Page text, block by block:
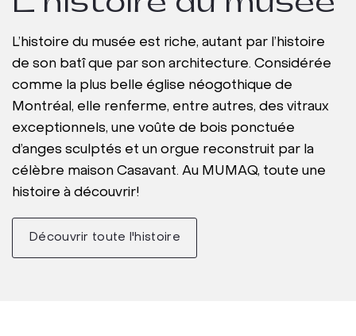
L’histoire du musée est riche, autant par l’histoire
de son batî que par son architecture. Considérée
comme la plus belle église néogothique de
Montréal, elle renferme, entre autres, des vitraux
exceptionnels, une voûte de bois ponctuée
d’anges sculptés et un orgue reconstruit par la
célèbre maison Casavant. Au MUMAQ, toute une
histoire à découvrir!
Découvrir toute l'histoire